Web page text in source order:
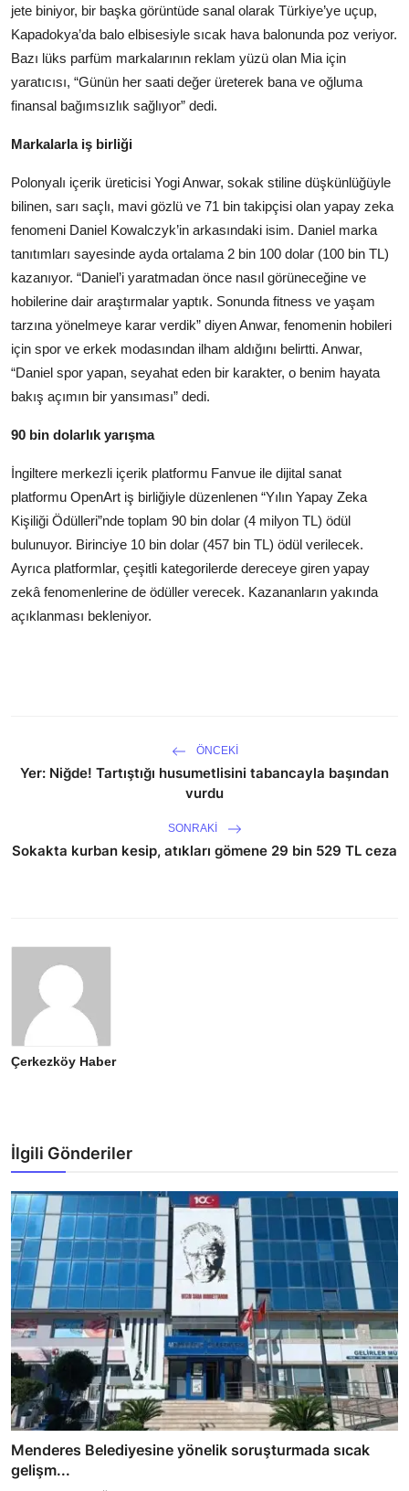
jete biniyor, bir başka görüntüde sanal olarak Türkiye’ye uçup,
Kapadokya’da balo elbisesiyle sıcak hava balonunda poz veriyor.
Bazı lüks parfüm markalarının reklam yüzü olan Mia için
yaratıcısı, “Günün her saati değer üreterek bana ve oğluma
finansal bağımsızlık sağlıyor” dedi.
Markalarla iş birliği
Polonyalı içerik üreticisi Yogi Anwar, sokak stiline düşkünlüğüyle
bilinen, sarı saçlı, mavi gözlü ve 71 bin takipçisi olan yapay zeka
fenomeni Daniel Kowalczyk’in arkasındaki isim. Daniel marka
tanıtımları sayesinde ayda ortalama 2 bin 100 dolar (100 bin TL)
kazanıyor. “Daniel’i yaratmadan önce nasıl görüneceğine ve
hobilerine dair araştırmalar yaptık. Sonunda fitness ve yaşam
tarzına yönelmeye karar verdik” diyen Anwar, fenomenin hobileri
için spor ve erkek modasından ilham aldığını belirtti. Anwar,
“Daniel spor yapan, seyahat eden bir karakter, o benim hayata
bakış açımın bir yansıması” dedi.
90 bin dolarlık yarışma
İngiltere merkezli içerik platformu Fanvue ile dijital sanat
platformu OpenArt iş birliğiyle düzenlenen “Yılın Yapay Zeka
Kişiliği Ödülleri”nde toplam 90 bin dolar (4 milyon TL) ödül
bulunuyor. Birinciye 10 bin dolar (457 bin TL) ödül verilecek.
Ayrıca platformlar, çeşitli kategorilerde dereceye giren yapay
zekâ fenomenlerine de ödüller verecek. Kazananların yakında
açıklanması bekleniyor.
ÖNCEKI
Yer: Niğde! Tartıştığı husumetlisini tabancayla başından
vurdu
SONRAKI
Sokakta kurban kesip, atıkları gömene 29 bin 529 TL ceza
Çerkezköy Haber
İlgili Gönderiler
Menderes Belediyesine yönelik soruşturmada sıcak
gelişm...